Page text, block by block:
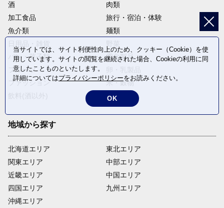
酒
肉類
加工食品
旅行・宿泊・体験
魚介類
麺類
パン・菓子類
電化製品
フルーツ
ファッション
米・穀物
返礼品なし
地域から探す
北海道エリア
関東エリア
近畿エリア
四国エリア
沖縄エリア
東北エリア
中部エリア
中国エリア
九州エリア
当サイトでは、サイト利便性向上のため、クッキー（Cookie）を使
用しています。サイトの閲覧を継続された場合、Cookieの利用に同
意したことものといたします。
詳細についてはプライバシーポリシーをお読みください。
OK